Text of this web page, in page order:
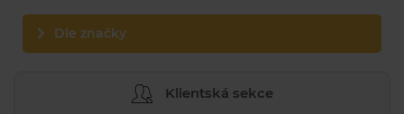
Dle značky
Klientská sekce